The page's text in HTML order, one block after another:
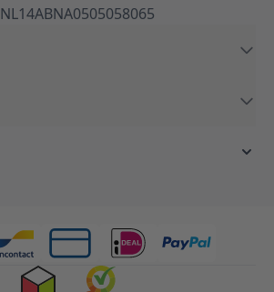
NL14ABNA0505058065